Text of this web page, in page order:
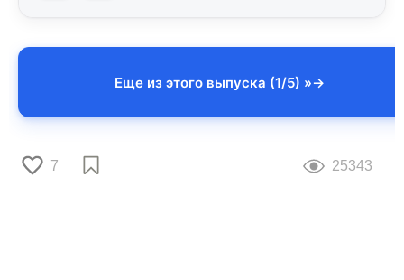
Еще из этого выпуска (1/5) »
7 25343